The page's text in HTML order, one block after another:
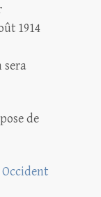
1914
sera
de